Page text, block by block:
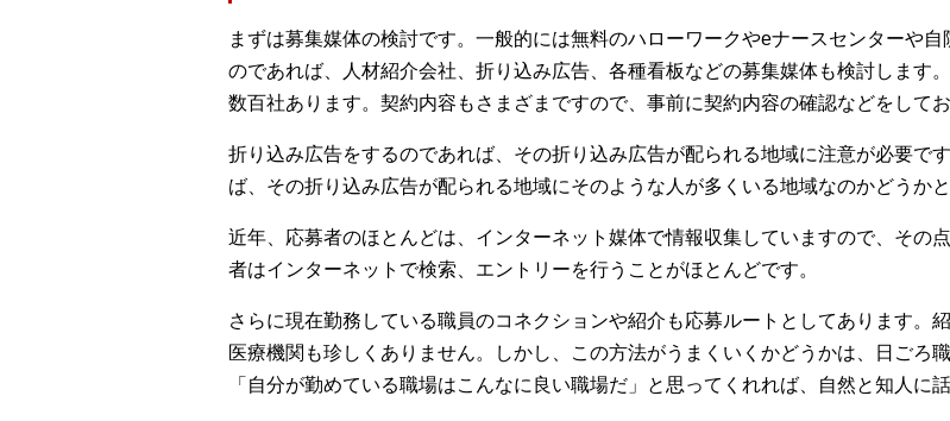
まずは募集媒体の検討です。一般的には無料のハローワークやeナースセンターや
のであれば、人材紹介会社、折り込み広告、各種看板などの募集媒体も検討します
数百社あります。契約内容もさまざまですので、事前に契約内容の確認などをしてお
折り込み広告をするのであれば、その折り込み広告が配られる地域に注意が必要で
ば、その折り込み広告が配られる地域にそのような人が多くいる地域なのかどうか
近年、応募者のほとんどは、インターネット媒体で情報収集していますので、その
者はインターネットで検索、エントリーを行うことがほとんどです。
さらに現在勤務している職員のコネクションや紹介も応募ルートとしてあります。
医療機関も珍しくありません。しかし、この方法がうまくいくかどうかは、日ごろ
「自分が勤めている職場はこんなに良い職場だ」と思ってくれれば、自然と知人に